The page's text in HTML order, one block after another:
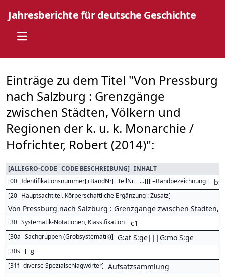
Jahresberichte für deutsche Geschichte
Open main menu
Einträge zu dem Titel "Von Pressburg
nach Salzburg : Grenzgänge
zwischen Städten, Völkern und
Regionen der k. u. k. Monarchie /
Hofrichter, Robert (2014)":
[ALLEGRO-CODE CODE BESCHREIBUNG] INHALT
[00 Identifikationsnummer[+BandNr[+TeilNr[+...]]][=Bandbezeichnung]]
[20 Hauptsachtitel. Körperschaftliche Ergänzung : Zusatz]
Von Pressburg nach Salzburg : Grenzgänge zwischen Städten,
[30 Systematik-Notationen, Klassifikation] c1
[30a Sachgruppen (Grobsystematik)] G:at S:ge|||G:mo S:ge
[30s ] 8
[31f diverse Spezialschlagwörter] Aufsatzsammlung